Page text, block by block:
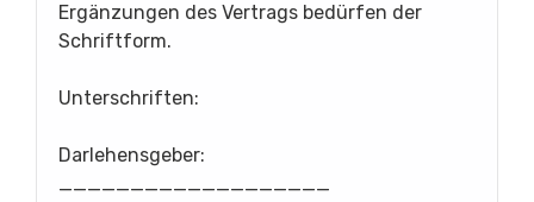
Ergänzungen des Vertrags bedürfen der
Schriftform.
Unterschriften:
Darlehensgeber: